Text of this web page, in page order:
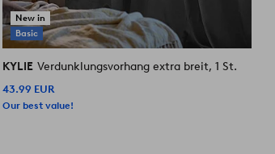
New in
Basic
KYLIE Verdunklungsvorhang extra breit, 1 St.
43.99 EUR
Our best value!